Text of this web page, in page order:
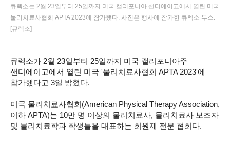
큐렉소는 2월 23일부터 25일까지 미국 캘리포니아 샌디에이고에서 열린 미국
물리치료사협회 APTA 2023에 참가했다. 사진은 행사에 참가한 큐렉소 부스.
[큐렉소]
큐렉소가 2월 23일부터 25일까지 미국 캘리포니아주
샌디에이고에서 열린 미국 '물리치료사협회 APTA 2023'에
참가했다고 3일 밝혔다.
미국 물리치료사협회(American Physical Therapy Association,
이하 APTA)는 10만 명 이상의 물리치료사, 물리치료사 보조자
및 물리치료학과 학생들을 대표하는 회원제 전문 협회다.